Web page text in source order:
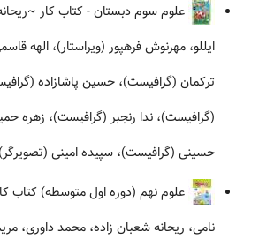
علوم سوم دبستان - کتاب کار
ایللو، مهرنوش فرهپور (ویراستار)، الهه
ترکمان (گرافیست)، حسین پاشازاده
(گرافیست)، ندا رنجبر (گرافیست)، زهره
حسینی (گرافیست)، سپیده امینی
علوم نهم (دوره اول متوسطه) کتاب
نامی، ریحانه شعبان زاده، محمد داوری،